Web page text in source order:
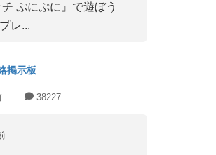
チ ぷにぷに』で遊ぼう
レ...
掲示板
38227